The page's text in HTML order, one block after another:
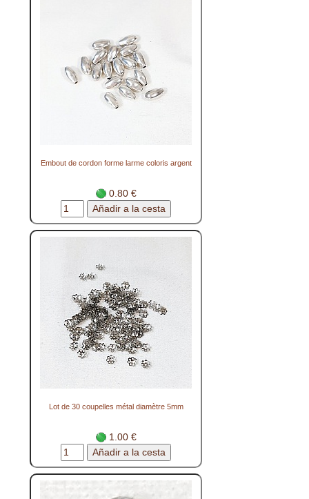
Embout de cordon forme larme coloris argent
0.80 €
Lot de 30 coupelles métal diamètre 5mm
1.00 €